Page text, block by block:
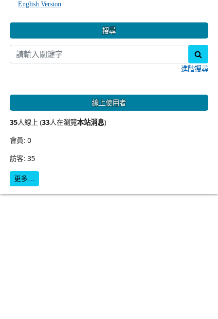
English Version
搜尋
進階搜尋
線上使用者
35人線上 (33人在瀏覽本站消息)
會員: 0
訪客: 35
更多…